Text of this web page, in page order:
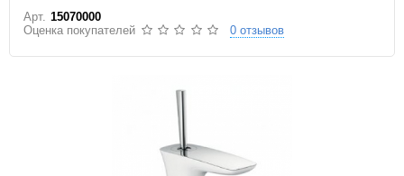
Арт. 15070000
Оценка покупателей
0 отзывов